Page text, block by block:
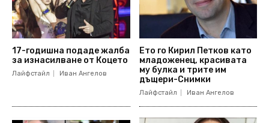
17-годишна подаде жалба
за изнасилване от Коцето
Лайфстайл Иван Ангелов
Ето го Кирил Петков като
младоженец, красивата
му булка и трите им
дъщери-Снимки
Лайфстайл Иван Ангелов